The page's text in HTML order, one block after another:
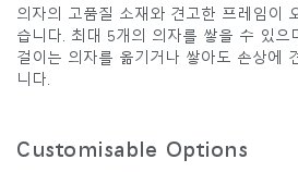
의자의 고품질 소재와 견고한 프레임이
습니다. 최대 5개의 의자를 쌓을 수 있으
걸이는 의자를 옮기거나 쌓아도 손상에
니다.
Customisable Options